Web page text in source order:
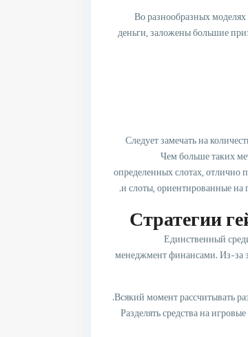
Во разнообразных
деньги, заложены большие
Следует замечать на
Чем больше таких
определенных слотах, отлично
и слоты, ориентированные на
Стратегии
Единственный
менеджмент финансами. Из-за
Всякий момент рассчитывать
Разделять средства на